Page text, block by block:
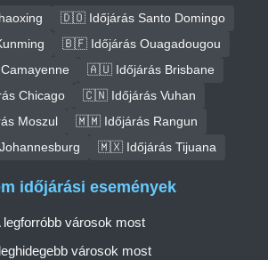
🇩🇴 Időjárás Santo Domingo
🇧🇫 Időjárás Ouagadougou
🇦🇺 Időjárás Brisbane
Chicago
🇨🇳 Időjárás Vuhan
Moszul
🇲🇲 Időjárás Rangun
🇲🇽 Időjárás Tijuana
időjárási események
legforróbb városok most
városok most